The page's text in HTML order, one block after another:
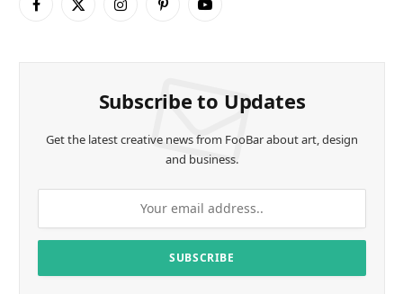
Facebook
X
InstagramPinterestYouTube
Subscribe to Updates
Get the latest creative news from FooBar about art, design
and business.